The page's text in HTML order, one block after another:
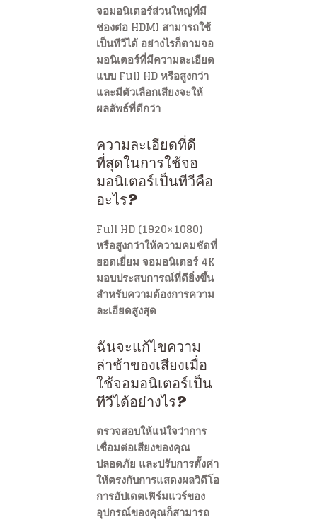
จอมอนิเตอร์ส่วนใหญ่ที่มี
ช่องต่อ HDMI สามารถใช้
เป็นทีวีได้ อย่างไรก็ตามจอ
มอนิเตอร์ที่มีความละเอียด
แบบ Full HD หรือสูงกว่า
และมีตัวเลือกเสียงจะให้
ผลลัพธ์ที่ดีกว่า
ความละเอียดที่ดี
ที่สุดในการใช้จอ
มอนิเตอร์เป็นทีวีคือ
อะไร?
Full HD (1920×1080)
หรือสูงกว่าให้ความคมชัดที่
ยอดเยี่ยม จอมอนิเตอร์ 4K
มอบประสบการณ์ที่ดียิ่งขึ้น
สำหรับความต้องการความ
ละเอียดสูงสุด
ฉันจะแก้ไขความ
ล่าช้าของเสียงเมื่อ
ใช้จอมอนิเตอร์เป็น
ทีวีได้อย่างไร?
ตรวจสอบให้แน่ใจว่าการ
เชื่อมต่อเสียงของคุณ
ปลอดภัย และปรับการตั้งค่า
ให้ตรงกับการแสดงผลวิดีโอ
การอัปเดตเฟิร์มแวร์ของ
อุปกรณ์ของคุณก็สามารถ